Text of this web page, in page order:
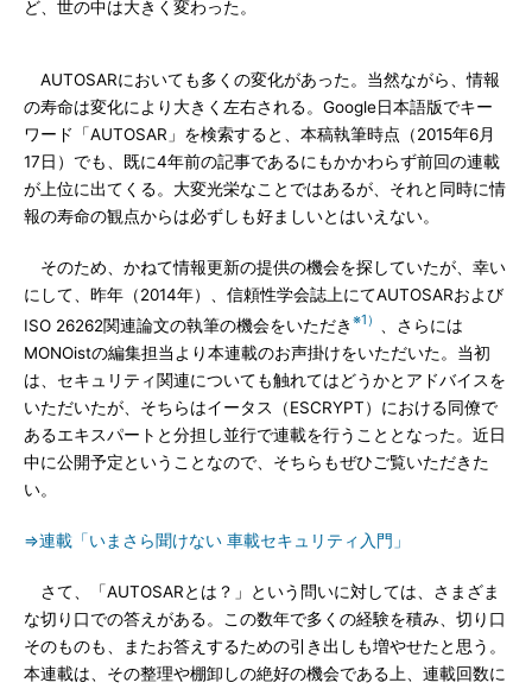
ど、世の中は大きく変わった。
AUTOSARにおいても多くの変化があった。当然ながら、情報
の寿命は変化により大きく左右される。Google日本語版でキー
ワード「AUTOSAR」を検索すると、本稿執筆時点（2015年6月
17日）でも、既に4年前の記事であるにもかかわらず前回の連載
が上位に出てくる。大変光栄なことではあるが、それと同時に情
報の寿命の観点からは必ずしも好ましいとはいえない。
そのため、かねて情報更新の提供の機会を探していたが、幸い
にして、昨年（2014年）、信頼性学会誌上にてAUTOSARおよび
ISO 26262関連論文の執筆の機会をいただき ※1）
、さらには
MONOistの編集担当より本連載のお声掛けをいただいた。当初
は、セキュリティ関連についても触れてはどうかとアドバイスを
いただいたが、そちらはイータス（ESCRYPT）における同僚で
あるエキスパートと分担し並行で連載を行うこととなった。近日
中に公開予定ということなので、そちらもぜひご覧いただきた
い。
⇒連載「いまさら聞けない 車載セキュリティ入門」
さて、「AUTOSARとは？」という問いに対しては、さまざま
な切り口での答えがある。この数年で多くの経験を積み、切り口
そのものも、またお答えするための引き出しも増やせたと思う。
本連載は、その整理や棚卸しの絶好の機会である上、連載回数に